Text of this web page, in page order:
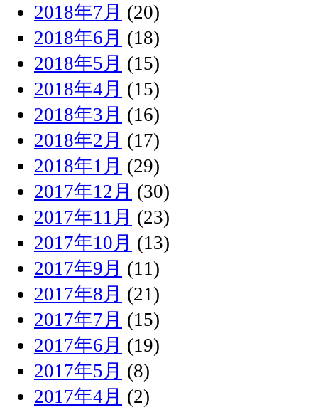
2018年7月 (20)
2018年6月 (18)
2018年5月 (15)
2018年4月 (15)
2018年3月 (16)
2018年2月 (17)
2018年1月 (29)
2017年12月 (30)
2017年11月 (23)
2017年10月 (13)
2017年9月 (11)
2017年8月 (21)
2017年7月 (15)
2017年6月 (19)
2017年5月 (8)
2017年4月 (2)